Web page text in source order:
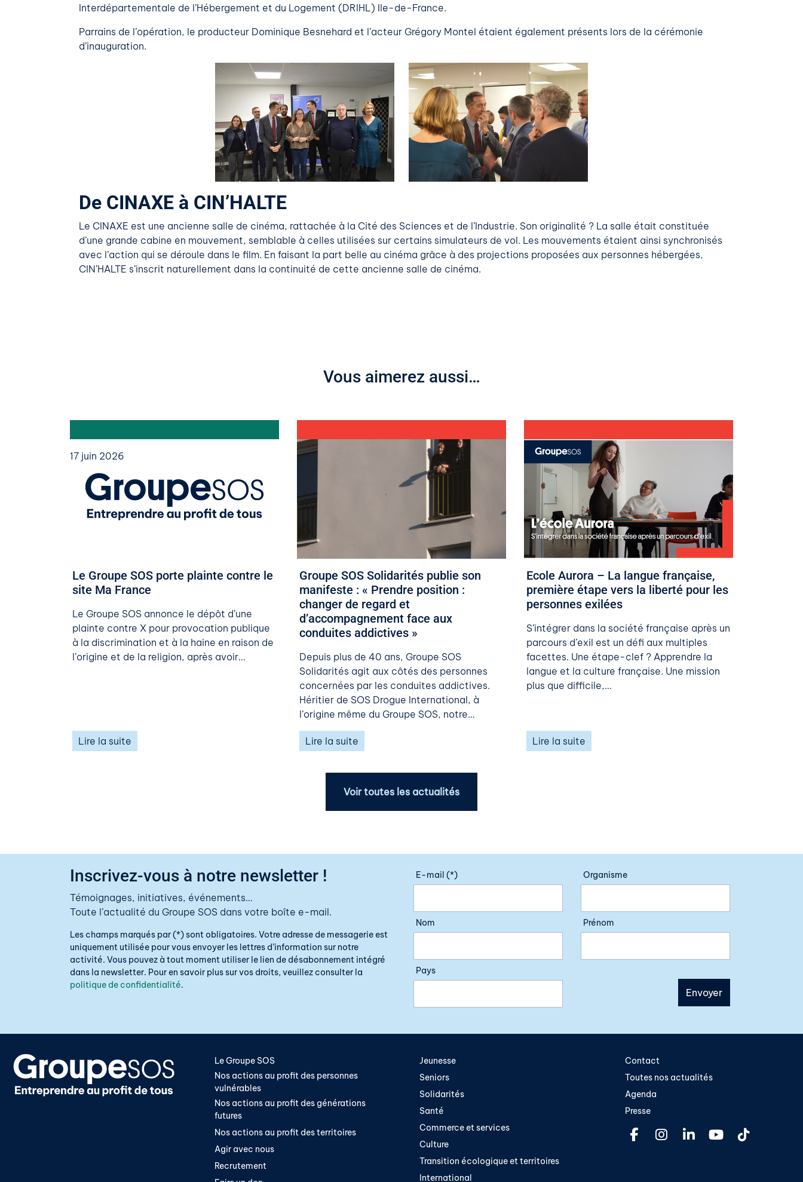
Interdépartementale de l’Hébergement et du Logement (DRIHL) Ile-de-France.
Parrains de l’opération, le producteur Dominique Besnehard et l’acteur Grégory Montel étaient également présents lors de la cérémonie
d’inauguration.
De CINAXE à CIN’HALTE
Le CINAXE est une ancienne salle de cinéma, rattachée à la Cité des Sciences et de l’Industrie. Son originalité ? La salle était constituée
d’une grande cabine en mouvement, semblable à celles utilisées sur certains simulateurs de vol. Les mouvements étaient ainsi synchronisés
avec l’action qui se déroule dans le film. En faisant la part belle au cinéma grâce à des projections proposées aux personnes hébergées,
CIN’HALTE s’inscrit naturellement dans la continuité de cette ancienne salle de cinéma.
Vous aimerez aussi…
17 juin 2026
Le Groupe SOS porte plainte contre le
site Ma France
Le Groupe SOS annonce le dépôt d’une
plainte contre X pour provocation publique
à la discrimination et à la haine en raison de
l’origine et de la religion, après avoir…
Lire la suite
4 juin 2026
Groupe SOS Solidarités publie son
manifeste : « Prendre position :
changer de regard et
d’accompagnement face aux
conduites addictives »
Depuis plus de 40 ans, Groupe SOS
Solidarités agit aux côtés des personnes
concernées par les conduites addictives.
Héritier de SOS Drogue International, à
l’origine même du Groupe SOS, notre…
Lire la suite
29 mai 2026
​​Ecole Aurora – La langue française,
première étape vers la liberté pour les
personnes exilées​
S’intégrer dans la société française après un
parcours d’exil est un défi aux multiples
facettes. Une étape-clef ? Apprendre la
langue et la culture française. Une mission
plus que difficile,…
Lire la suite
Voir toutes les actualités
Inscrivez-vous à notre newsletter !
Témoignages, initiatives, événements…
Toute l’actualité du Groupe SOS dans votre boîte e-mail.
Les champs marqués par (*) sont obligatoires. Votre adresse de messagerie est
uniquement utilisée pour vous envoyer les lettres d’information sur notre
activité. Vous pouvez à tout moment utiliser le lien de désabonnement intégré
dans la newsletter. Pour en savoir plus sur vos droits, veuillez consulter la
politique de confidentialité.
E-mail (*) Organisme
Nom Prénom
Pays
Le Groupe SOS
Nos actions au profit des personnes
vulnérables
Nos actions au profit des générations
futures
Nos actions au profit des territoires
Agir avec nous
Recrutement
Jeunesse
Seniors
Solidarités
Santé
Commerce et services
Culture
Transition écologique et territoires​
International
Contact
Toutes nos actualités
Agenda
Presse